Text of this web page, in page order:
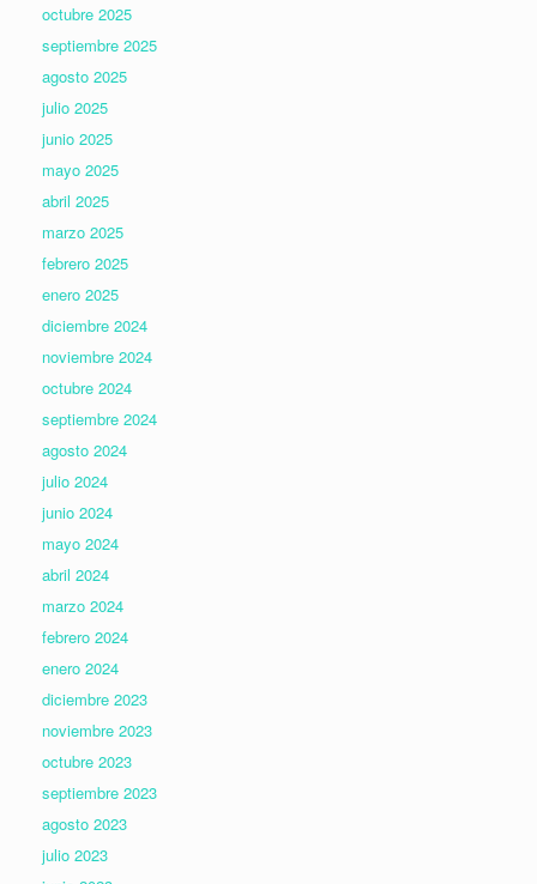
octubre 2025
septiembre 2025
agosto 2025
julio 2025
junio 2025
mayo 2025
abril 2025
marzo 2025
febrero 2025
enero 2025
diciembre 2024
noviembre 2024
octubre 2024
septiembre 2024
agosto 2024
julio 2024
junio 2024
mayo 2024
abril 2024
marzo 2024
febrero 2024
enero 2024
diciembre 2023
noviembre 2023
octubre 2023
septiembre 2023
agosto 2023
julio 2023